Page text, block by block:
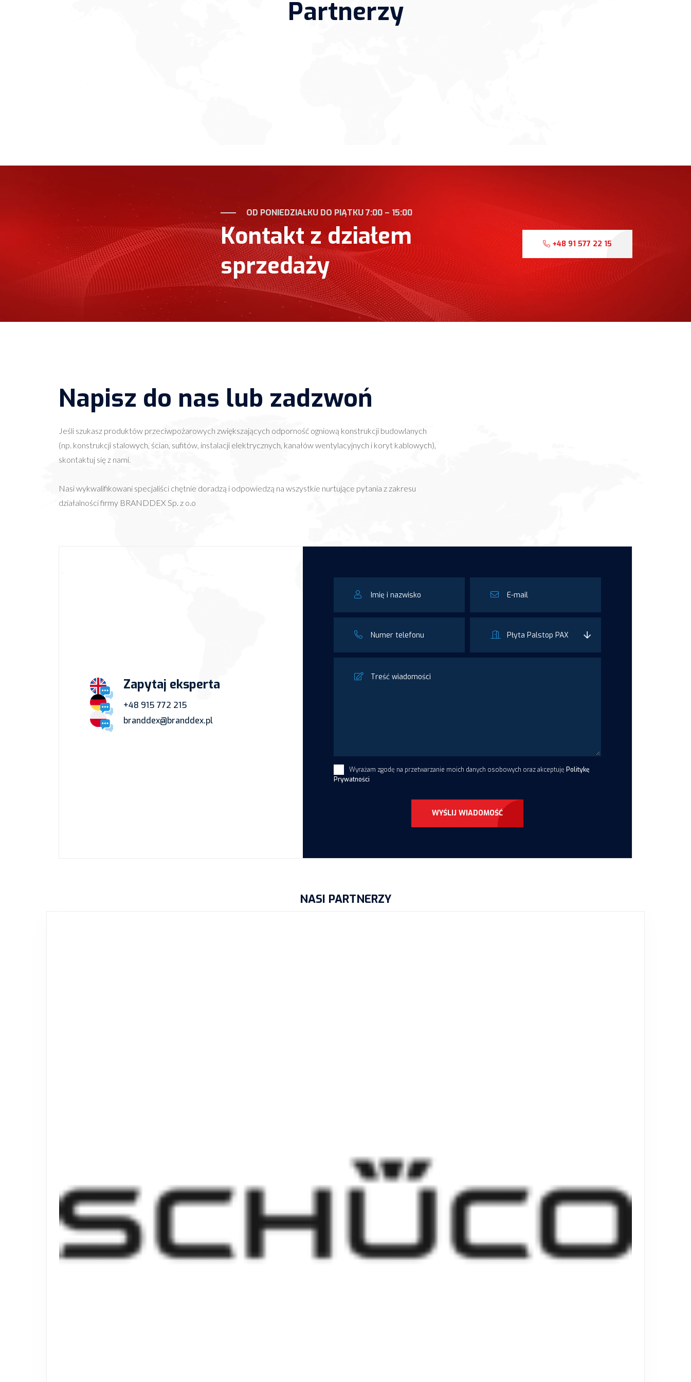
Partnerzy
OD PONIEDZIAŁKU DO PIĄTKU 7:00 – 15:00
Kontakt z działem
sprzedaży
+48 91 577 22 15
Napisz do nas lub zadzwoń
Jeśli szukasz produktów przeciwpożarowych zwiększających odporność ogniową konstrukcji budowlanych
(np. konstrukcji stalowych, ścian, sufitów, instalacji elektrycznych, kanałów wentylacyjnych i koryt kablowych),
skontaktuj się z nami.
Nasi wykwalifikowani specjaliści chętnie doradzą i odpowiedzą na wszystkie nurtujące pytania z zakresu
działalności firmy BRANDDEX Sp. z o.o
Zapytaj eksperta
+48 915 772 215
branddex@branddex.pl
Wyrażam zgodę na przetwarzanie moich danych osobowych oraz akceptujęPolitykę
Prywatności
WYŚLIJ WIADOMOŚĆ
NASI PARTNERZY